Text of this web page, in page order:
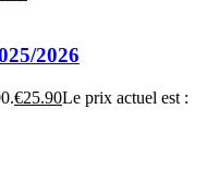
2026
€25.90Le prix actuel est :